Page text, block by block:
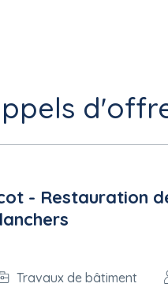
- Restauration
Travaux de bâtiment